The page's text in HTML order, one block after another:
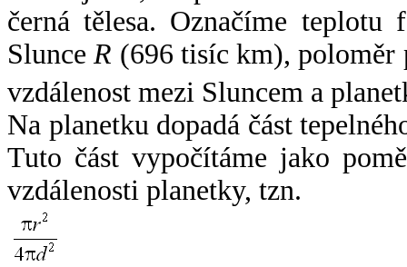
černá tělesa. Označíme
SlunceR (696 tisíc km),
vzdálenost mezi Sluncem a
Na planetku dopadá část
Tuto část vypočítáme jako
vzdálenosti planetky, tzn.